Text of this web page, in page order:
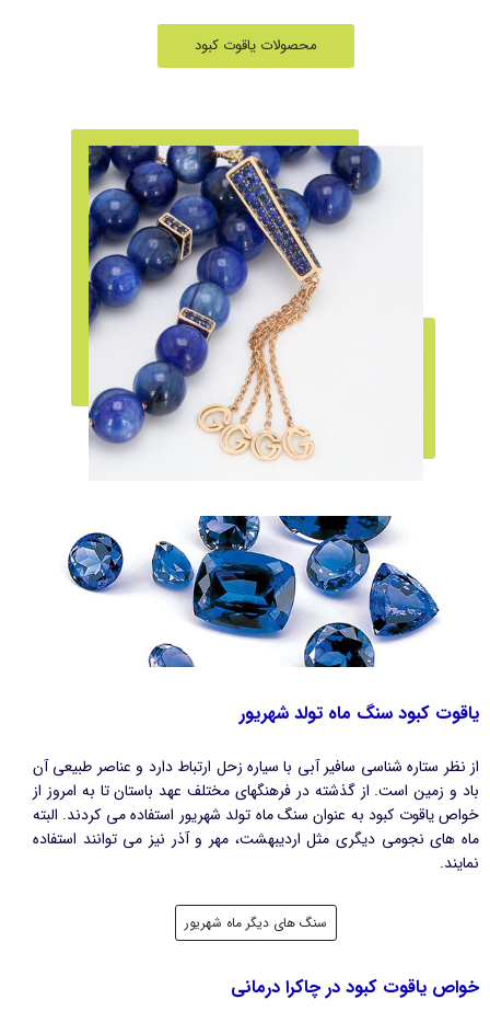
محصولات یاقوت کبود
یاقوت کبود سنگ ماه تولد شهریور
خواص یاقوت کبود در چاکرا درمانی
از نظر ستاره شناسی سافیر آبی با سیاره زحل ارتباط دارد و عناصر طبیعی آن
باد و زمین است. از گذشته در فرهنگهای مختلف عهد باستان تا به امروز از
خواص یاقوت کبود به عنوان سنگ ماه تولد شهریور استفاده می کردند. البته
ماه های نجومی دیگری مثل اردیبهشت، مهر و آذر نیز می توانند استفاده
نمایند.
سنگ های دیگر ماه شهریور